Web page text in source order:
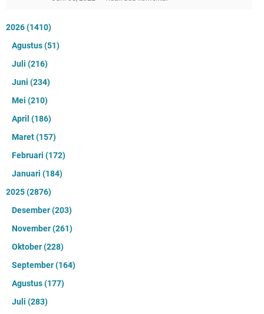
2026(1410)
Agustus(51)
Juli (216)
Juni (234)
Mei (210)
April (186)
Maret(157)
Februari (172)
Januari (184)
2025(2876)
Desember(203)
November(261)
Oktober(228)
September(164)
Agustus(177)
Juli (283)